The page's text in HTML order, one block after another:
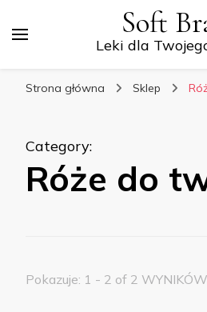
Soft
Leki dla
Strona główna Sklep
Category:
Róże do
Pokazuje: 1 - 2 of 2 WYNIKÓW